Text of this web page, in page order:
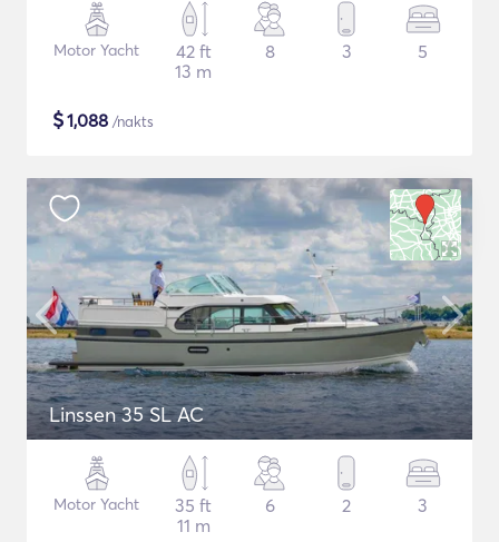
Motor Yacht
42 ft
13 m
8 3 5
$1,088 /nakts
Linssen 35 SL AC
Motor Yacht
35 ft
11 m
6 2 3